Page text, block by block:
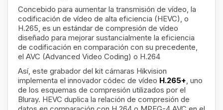
Concebido para aumentar la transmisión de vídeo, la
codificación de vídeo de alta eficiencia (HEVC), o
H.265, es un estándar de compresión de vídeo
diseñado para mejorar sustancialmente la eficiencia
de codificación en comparación con su precedente,
el AVC (Advanced Video Coding) o H.264
Así, este grabador del kit cámaras Hikvision
implementa el innovador códec de vídeo H.265+, uno
de los esquemas de compresión utilizados por el
Bluray. HEVC duplica la relación de compresión de